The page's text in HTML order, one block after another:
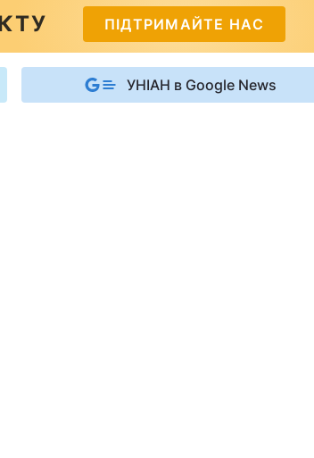
ПІДТРИМАЙТЕ НАС
УНІАН в Google News